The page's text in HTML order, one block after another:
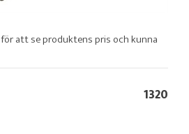
för att se produktens pris och kunna
1320